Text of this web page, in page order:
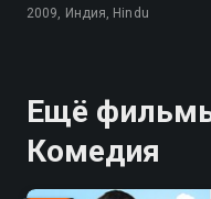
2009, Индия, Hindu
Ещё
Комедия